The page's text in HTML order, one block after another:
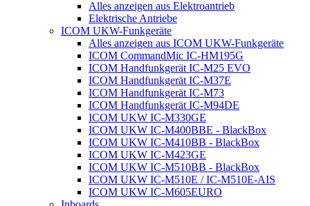
Alles anzeigen aus Elektroantrieb
Elektrische Antriebe
ICOM UKW-Funkgeräte
Alles anzeigen aus ICOM UKW-Funkgeräte
ICOM CommandMic IC-HM195G
ICOM Handfunkgerät IC-M25 EVO
ICOM Handfunkgerät IC-M37E
ICOM Handfunkgerät IC-M73
ICOM Handfunkgerät IC-M94DE
ICOM UKW IC-M330GE
ICOM UKW IC-M400BBE - BlackBox
ICOM UKW IC-M410BB - BlackBox
ICOM UKW IC-M423GE
ICOM UKW IC-M510BB - BlackBox
ICOM UKW IC-M510E / IC-M510E-AIS
ICOM UKW IC-M605EURO